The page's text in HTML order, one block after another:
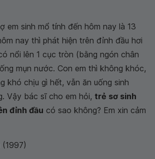
em sinh mổ tính đến hôm nay là 13
nay thì phát hiện trên đỉnh đầu hơi
nổi lên 1 cục tròn (bằng ngón chân
mụn nước. Con em thì không khóc,
khó chịu gì hết, vẫn ăn uống sinh
Vậy bác sĩ cho em hỏi, trẻ sơ sinh
đỉnh đầu có sao không? Em xin cảm
(1997)